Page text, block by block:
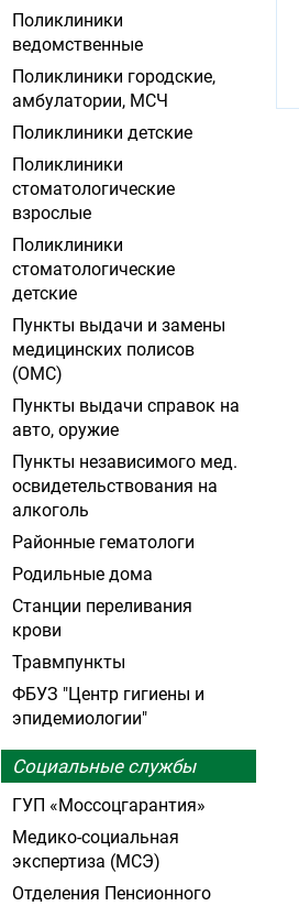
Поликлиники
ведомственные
Поликлиники городские,
амбулатории, МСЧ
Поликлиники детские
Поликлиники
стоматологические
взрослые
Поликлиники
стоматологические
детские
Пункты выдачи и замены
медицинских полисов
(ОМС)
Пункты выдачи справок на
авто, оружие
Пункты независимого мед.
освидетельствования на
алкоголь
Районные гематологи
Родильные дома
Станции переливания
крови
Травмпункты
ФБУЗ "Центр гигиены и
эпидемиологии"
Социальные службы
ГУП «Моссоцгарантия»
Медико-социальная
экспертиза (МСЭ)
Отделения Пенсионного